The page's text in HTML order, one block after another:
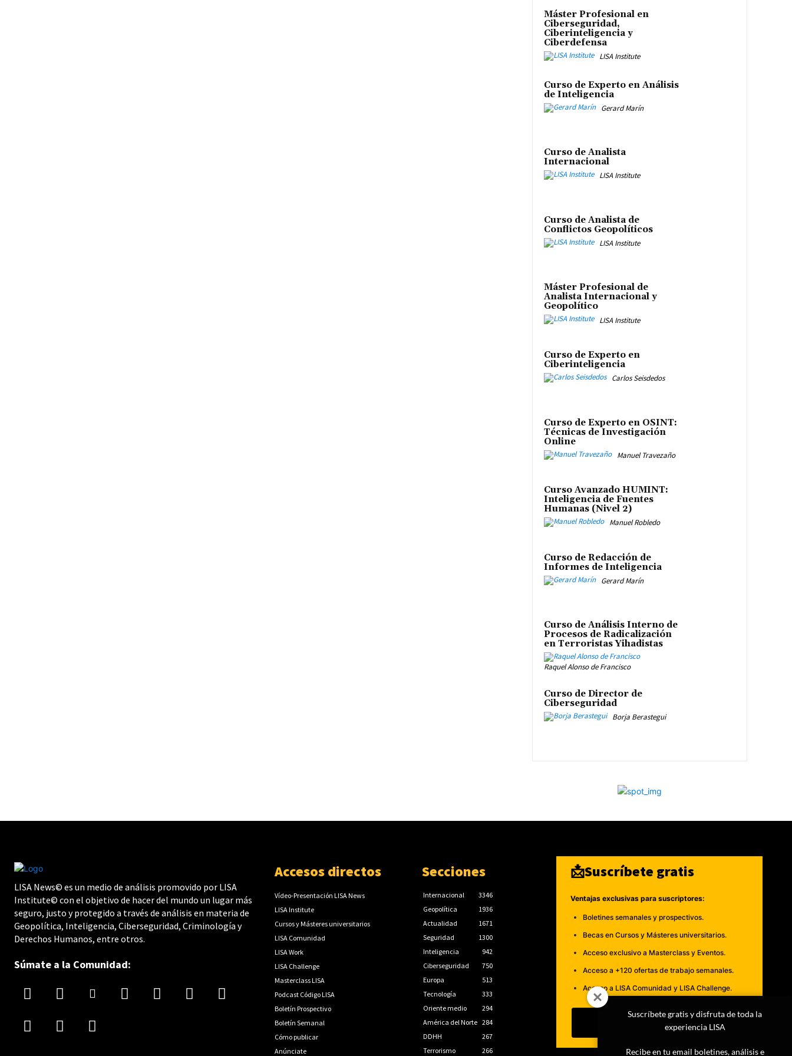
Máster Profesional en
Ciberseguridad,
Ciberinteligencia y
Ciberdefensa
LISA Institute
Curso de Experto en Análisis
de Inteligencia
Gerard Marín
Curso de Analista
Internacional
LISA Institute
Curso de Analista de
Conflictos Geopolíticos
LISA Institute
Máster Profesional de
Analista Internacional y
Geopolítico
LISA Institute
Curso de Experto en
Ciberinteligencia
Carlos Seisdedos
Curso de Experto en OSINT:
Técnicas de Investigación
Online
Manuel Travezaño
Curso Avanzado HUMINT:
Inteligencia de Fuentes
Humanas (Nivel 2)
Manuel Robledo
Curso de Redacción de
Informes de Inteligencia
Gerard Marín
Curso de Análisis Interno de
Procesos de Radicalización
en Terroristas Yihadistas
Raquel Alonso de Francisco
Curso de Director de
Ciberseguridad
Borja Berastegui
LISA News© es un medio de análisis promovido por LISA
Institute© con el objetivo de hacer del mundo un lugar más
seguro, justo y protegido a través de análisis en materia de
Geopolítica, Inteligencia, Ciberseguridad, Criminología y
Derechos Humanos, entre otros.
Súmate a la Comunidad:
Accesos directos
Vídeo-Presentación LISA News
LISA Institute
Cursos y Másteres universitarios
LISA Comunidad
LISA Work
LISA Challenge
Masterclass LISA
Podcast Código LISA
Boletín Prospectivo
Boletín Semanal
Cómo publicar
Anúnciate
Secciones
Internacional
3346
Geopolítica
1936
Actualidad
1671
Seguridad
1300
Inteligencia
942
Ciberseguridad
750
Europa
513
Tecnología
333
Oriente medio
294
América del Norte 284
DDHH
267
Terrorismo
266
📩Suscríbete gratis
Ventajas exclusivas para suscriptores:
Boletines semanales y prospectivos.
Becas en Cursos y Másteres universitarios.
Acceso exclusivo a Masterclass y Eventos.
Acceso a +120 ofertas de trabajo semanales.
Acceso a LISA Comunidad y LISA Challenge.
Suscribirme
Suscríbete gratis y disfruta de toda la
experiencia LISA
Recibe en tu email boletines, análisis e